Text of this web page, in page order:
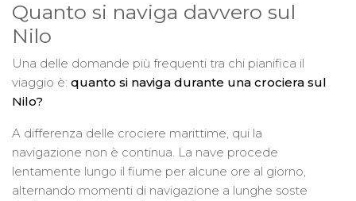
Quanto si naviga davvero sul
Nilo
Una delle domande più frequenti tra chi pianifica il
viaggio è: quanto si naviga durante una crociera sul
Nilo?
A differenza delle crociere marittime, qui la
navigazione non è continua. La nave procede
lentamente lungo il fiume per alcune ore al giorno,
alternando momenti di navigazione a lunghe soste